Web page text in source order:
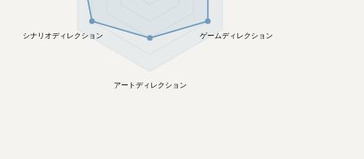
ゲームディレクション
アートディレクション
シナリオディレクション